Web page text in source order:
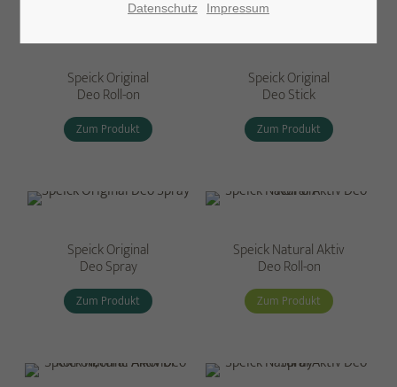
Speick Original
Deo Roll-on
Zum Produkt
Speick Original
Deo Stick
Zum Produkt
Speick Original
Deo Spray
Zum Produkt
Speick Natural Aktiv
Deo Roll-on
Zum Produkt
Datenschutz Impressum